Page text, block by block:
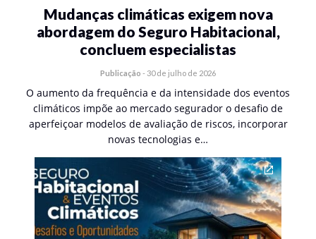
Mudanças climáticas exigem nova
abordagem do Seguro Habitacional,
concluem especialistas
Publicação - 30 de julho de 2026
O aumento da frequência e da intensidade dos eventos
climáticos impõe ao mercado segurador o desafio de
aperfeiçoar modelos de avaliação de riscos, incorporar
novas tecnologias e…